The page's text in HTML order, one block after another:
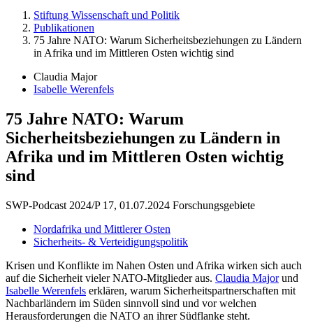
Stiftung Wissenschaft und Politik
Publikationen
75 Jahre NATO: Warum Sicherheitsbeziehungen zu Ländern
in Afrika und im Mittleren Osten wichtig sind
Claudia Major
Isabelle Werenfels
75 Jahre NATO: Warum
Sicherheitsbeziehungen zu Ländern in
Afrika und im Mittleren Osten wichtig
sind
SWP-Podcast 2024/P 17, 01.07.2024 Forschungsgebiete
Nordafrika und Mittlerer Osten
Sicherheits- & Verteidigungspolitik
Krisen und Konflikte im Nahen Osten und Afrika wirken sich auch
auf die Sicherheit vieler NATO-Mitglieder aus. Claudia Majorund
Isabelle Werenfels erklären, warum Sicherheitspartnerschaften mit
Nachbarländern im Süden sinnvoll sind und vor welchen
Herausforderungen die NATO an ihrer Südflanke steht.